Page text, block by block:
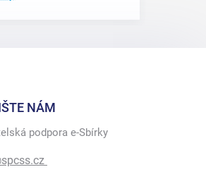
NÁM
podpora e-Sbírky